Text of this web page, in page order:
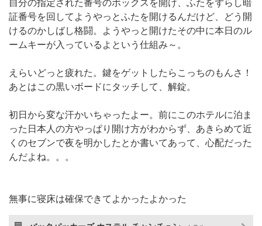
自分の指定された番号のボックスを開け、ふたをずらし暗
証番号を回してようやっとふたを開けるんだけど、どう開
けるのかしばし格闘。ようやっと開けたその中に本日のル
ームキーが入っているよという仕組み～。
えらいどっと疲れた。鍵をゲットしたらこっちのもんさ！
あとはこの黒いボードにタッチして、解錠。
初日から変な汗かいちゃったよー。前にこのホテルに泊ま
った日本人の方やっぱり開け方がわからず、あきらめて近
くのセブンで夜を明かしたとか書いてあって、心配だった
んだよね。。。
無事に寝床は確保できてよかったよかった